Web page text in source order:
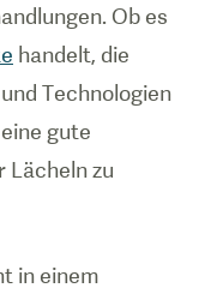
Ob es
handelt, die
Technologien
gute
Lächeln zu
in einem